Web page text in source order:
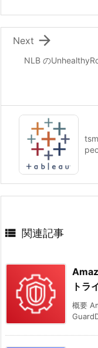
NLB の

Next
 関連記事
トラ
概要